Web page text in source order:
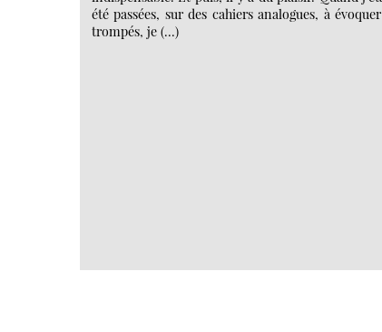
été passées, sur des cahiers analogues, à
trompés, je (…)